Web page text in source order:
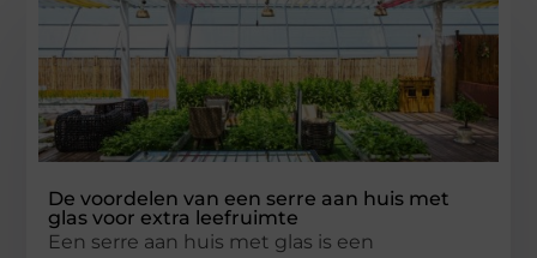
De voordelen van een serre aan huis met
glas voor extra leefruimte
Een serre aan huis met glas is een